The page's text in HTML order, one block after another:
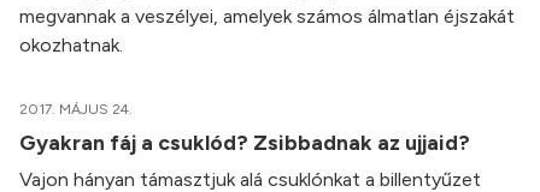
megvannak a veszélyei, amelyek számos álmatlan éjszakát
okozhatnak.
2017. MÁJUS 24.
Gyakran fáj a csuklód? Zsibbadnak az ujjaid?
Vajon hányan támasztjuk alá csuklónkat a billentyűzet